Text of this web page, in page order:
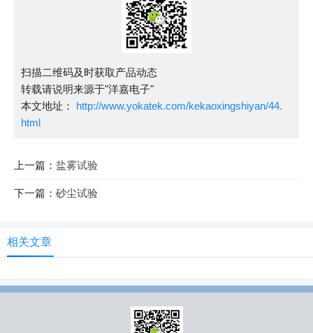
扫描二维码及时获取产品动态
转载请说明来源于"洋嘉电子"
本文地址：
http://www.yokatek.com/kekaoxingshiyan/44.
html
上一篇： 盐雾试验
下一篇： 砂尘试验
相关文章